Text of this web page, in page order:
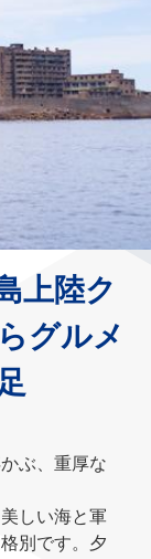
上陸ク
グルメ
ぶ、重厚な
しい海と軍
別です。夕